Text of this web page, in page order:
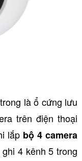
là ổ cứng lưu
trên điện thoại
lắp bộ 4 camera
4 kênh 5 trong